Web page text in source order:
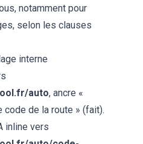
notamment pour
selon les clauses
interne
auto, ancre «
de la route » (fait).
inline vers